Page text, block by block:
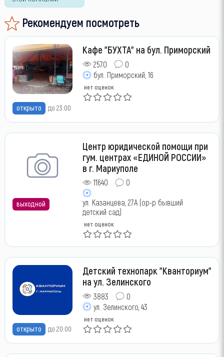
Рекомендуем посмотреть
открыто до 23:00
Кафе "БУХТА" на бул. Приморский
2570
0
бул. Приморский, 16
нет оценок
выходной
Центр юридической помощи при
гум. центрах «ЕДИНОЙ РОССИИ»
в г. Мариуполе
11640 0
ул. Казанцева, 27А (ор-р бывший
детский сад)
нет оценок
открыто до 20:00
Детский технопарк "Кванториум"
на ул. Зелинского
3883
0
ул. Зелинского, 43
нет оценок